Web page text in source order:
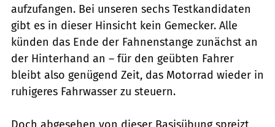
­aufzufangen. Bei unseren sechs Testkandidaten
gibt es in dieser Hinsicht kein Gemecker. Alle
künden das Ende der Fahnenstange zunächst an
der Hinterhand an – für den geübten Fahrer
bleibt also genügend Zeit, das Motorrad wieder in
ruhigeres Fahrwasser zu steuern.